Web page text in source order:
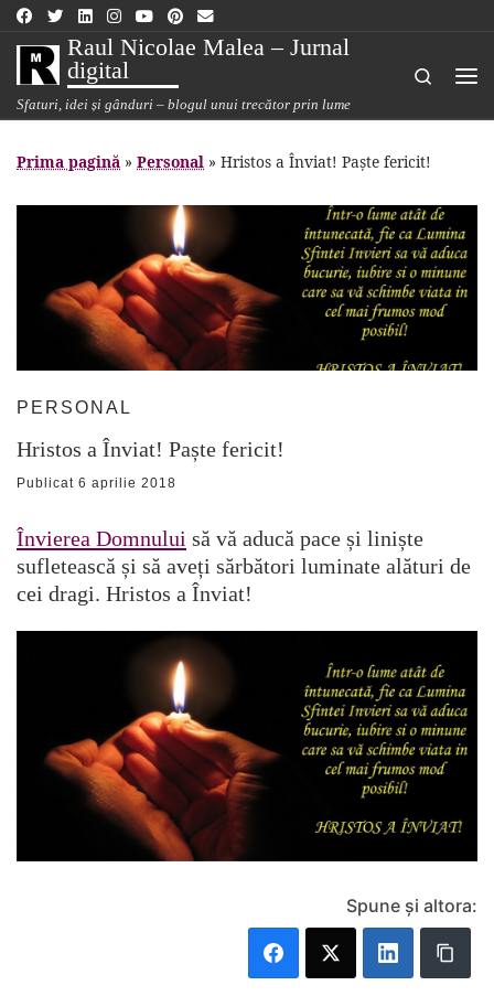
Raul Nicolae Malea – Jurnal
digital
Sfaturi, idei și gânduri – blogul unui trecător prin lume
Search
Prima pagină » Personal » Hristos a Înviat! Paște fericit!
PERSONAL
Hristos a Înviat! Paște fericit!
Publicat 6 aprilie 2018
Învierea Domnului să vă aducă pace și liniște
sufletească și să aveți sărbători luminate alături de
cei dragi. Hristos a Înviat!
Spune și altora: